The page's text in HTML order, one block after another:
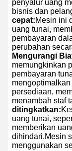
penyalur uang
bisnis dan
cepat:Mesin ini
uang tunai,
pembayaran
perubahan
Mengurangi
memungkinkan
pembayaran
persediaan,
menambah staf
ditingkatkan:
uang tunai,
memberikan
dihindari.Mesin
menggunakan